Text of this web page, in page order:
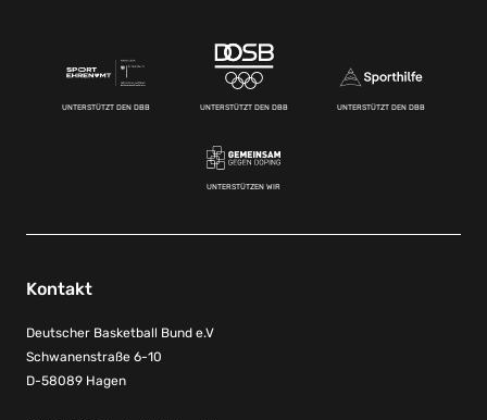
UNTERSTÜTZT DEN DBB UNTERSTÜTZT DEN DBB UNTERSTÜTZT DEN DBB
UNTERSTÜTZEN WIR
Kontakt
Deutscher Basketball Bund e.V
Schwanenstraße 6-10
D-58089 Hagen